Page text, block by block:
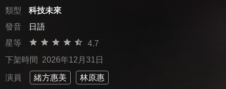
類型
科技未來
發音
日語
星等
4.7
下架時間 2026年12月31日
演員 緒方惠美 林原惠